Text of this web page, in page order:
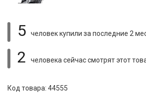
5 человек купили за последние 2
2 человека сейчас смотрятэтот
Код товара: 44555